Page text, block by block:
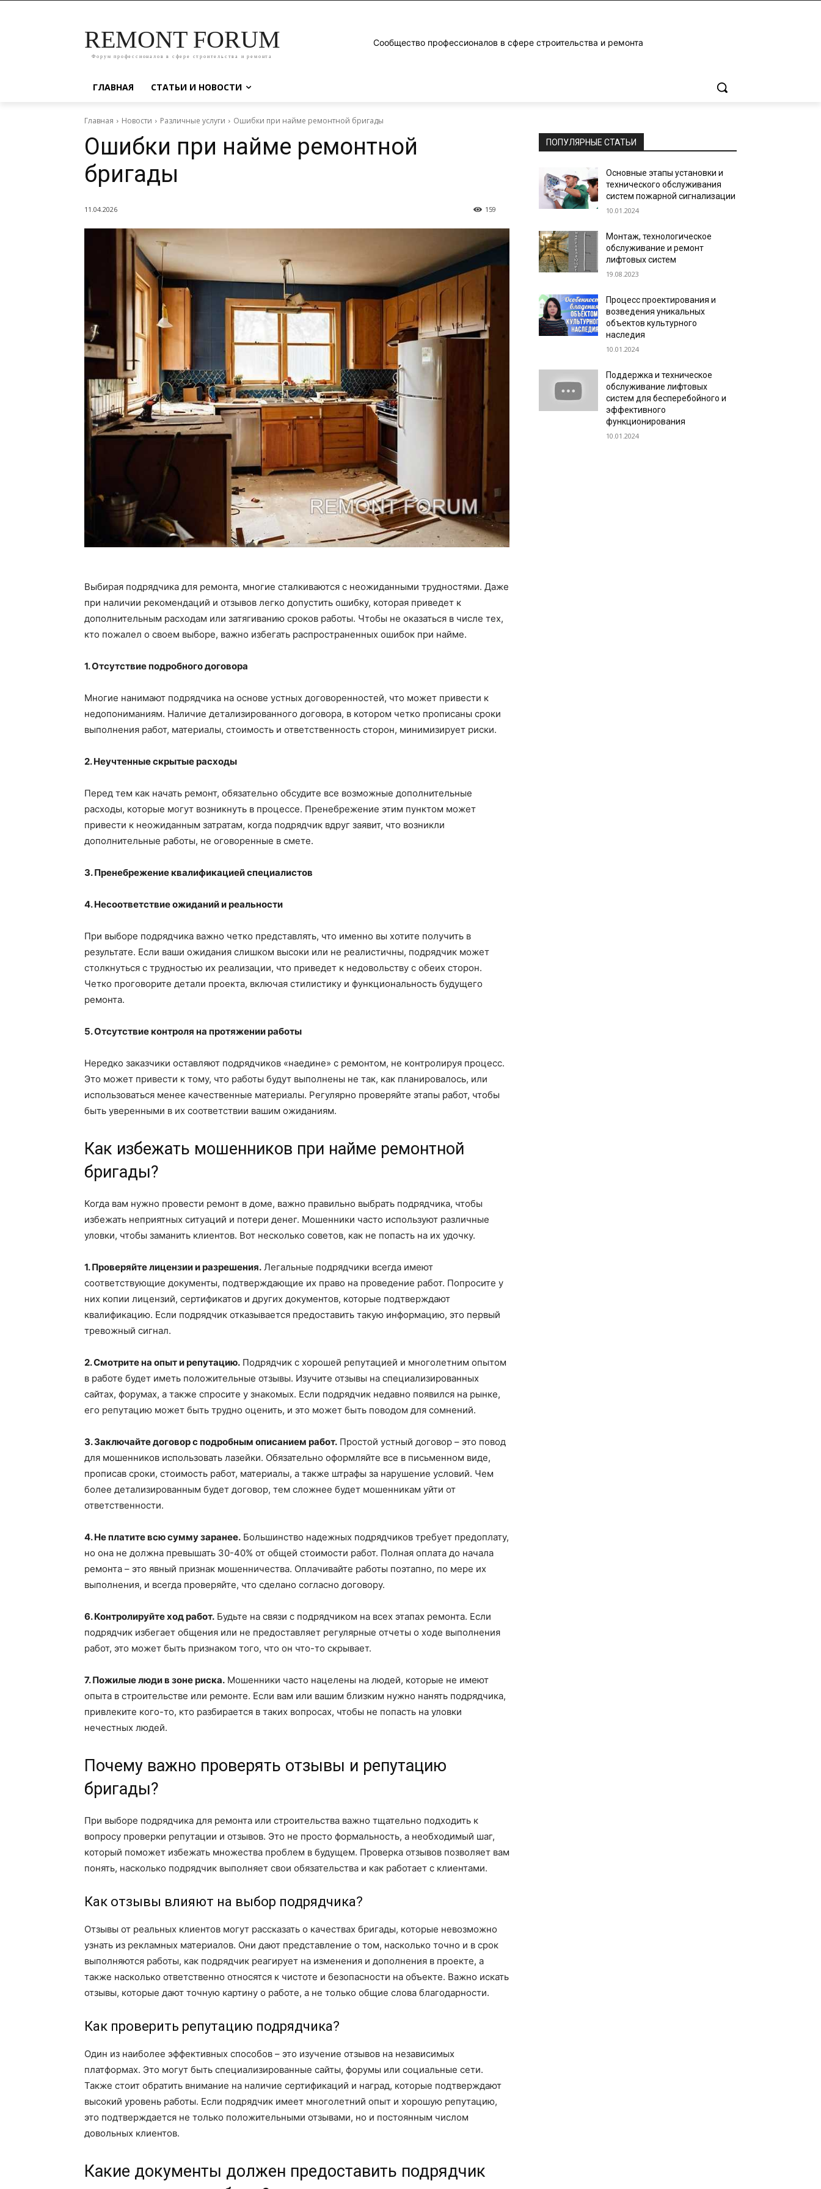
REMONT FORUM
Форум профессионалов в сфере строительства и ремонта
Сообщество профессионалов в сфере строительства и ремонта
ГЛАВНАЯ СТАТЬИ И НОВОСТИ
Главная Новости Различные услуги Ошибки при найме ремонтной бригады
Ошибки при найме ремонтной
бригады
11.04.2026 159
Выбирая подрядчика для ремонта, многие сталкиваются с неожиданными трудностями. Даже
при наличии рекомендаций и отзывов легко допустить ошибку, которая приведет к
дополнительным расходам или затягиванию сроков работы. Чтобы не оказаться в числе тех,
кто пожалел о своем выборе, важно избегать распространенных ошибок при найме.
1. Отсутствие подробного договора
Многие нанимают подрядчика на основе устных договоренностей, что может привести к
недопониманиям. Наличие детализированного договора, в котором четко прописаны сроки
выполнения работ, материалы, стоимость и ответственность сторон, минимизирует риски.
2. Неучтенные скрытые расходы
Перед тем как начать ремонт, обязательно обсудите все возможные дополнительные
расходы, которые могут возникнуть в процессе. Пренебрежение этим пунктом может
привести к неожиданным затратам, когда подрядчик вдруг заявит, что возникли
дополнительные работы, не оговоренные в смете.
3. Пренебрежение квалификацией специалистов
4. Несоответствие ожиданий и реальности
При выборе подрядчика важно четко представлять, что именно вы хотите получить в
результате. Если ваши ожидания слишком высоки или не реалистичны, подрядчик может
столкнуться с трудностью их реализации, что приведет к недовольству с обеих сторон.
Четко проговорите детали проекта, включая стилистику и функциональность будущего
ремонта.
5. Отсутствие контроля на протяжении работы
Нередко заказчики оставляют подрядчиков «наедине» с ремонтом, не контролируя процесс.
Это может привести к тому, что работы будут выполнены не так, как планировалось, или
использоваться менее качественные материалы. Регулярно проверяйте этапы работ, чтобы
быть уверенными в их соответствии вашим ожиданиям.
Как избежать мошенников при найме ремонтной
бригады?
Когда вам нужно провести ремонт в доме, важно правильно выбрать подрядчика, чтобы
избежать неприятных ситуаций и потери денег. Мошенники часто используют различные
уловки, чтобы заманить клиентов. Вот несколько советов, как не попасть на их удочку.
1. Проверяйте лицензии и разрешения. Легальные подрядчики всегда имеют
соответствующие документы, подтверждающие их право на проведение работ. Попросите у
них копии лицензий, сертификатов и других документов, которые подтверждают
квалификацию. Если подрядчик отказывается предоставить такую информацию, это первый
тревожный сигнал.
2. Смотрите на опыт и репутацию. Подрядчик с хорошей репутацией и многолетним опытом
в работе будет иметь положительные отзывы. Изучите отзывы на специализированных
сайтах, форумах, а также спросите у знакомых. Если подрядчик недавно появился на рынке,
его репутацию может быть трудно оценить, и это может быть поводом для сомнений.
3. Заключайте договор с подробным описанием работ. Простой устный договор – это повод
для мошенников использовать лазейки. Обязательно оформляйте все в письменном виде,
прописав сроки, стоимость работ, материалы, а также штрафы за нарушение условий. Чем
более детализированным будет договор, тем сложнее будет мошенникам уйти от
ответственности.
4. Не платите всю сумму заранее. Большинство надежных подрядчиков требует предоплату,
но она не должна превышать 30-40% от общей стоимости работ. Полная оплата до начала
ремонта – это явный признак мошенничества. Оплачивайте работы поэтапно, по мере их
выполнения, и всегда проверяйте, что сделано согласно договору.
6. Контролируйте ход работ. Будьте на связи с подрядчиком на всех этапах ремонта. Если
подрядчик избегает общения или не предоставляет регулярные отчеты о ходе выполнения
работ, это может быть признаком того, что он что-то скрывает.
7. Пожилые люди в зоне риска. Мошенники часто нацелены на людей, которые не имеют
опыта в строительстве или ремонте. Если вам или вашим близким нужно нанять подрядчика,
привлеките кого-то, кто разбирается в таких вопросах, чтобы не попасть на уловки
нечестных людей.
Почему важно проверять отзывы и репутацию
бригады?
При выборе подрядчика для ремонта или строительства важно тщательно подходить к
вопросу проверки репутации и отзывов. Это не просто формальность, а необходимый шаг,
который поможет избежать множества проблем в будущем. Проверка отзывов позволяет вам
понять, насколько подрядчик выполняет свои обязательства и как работает с клиентами.
Как отзывы влияют на выбор подрядчика?
Отзывы от реальных клиентов могут рассказать о качествах бригады, которые невозможно
узнать из рекламных материалов. Они дают представление о том, насколько точно и в срок
выполняются работы, как подрядчик реагирует на изменения и дополнения в проекте, а
также насколько ответственно относятся к чистоте и безопасности на объекте. Важно искать
отзывы, которые дают точную картину о работе, а не только общие слова благодарности.
Как проверить репутацию подрядчика?
Один из наиболее эффективных способов – это изучение отзывов на независимых
платформах. Это могут быть специализированные сайты, форумы или социальные сети.
Также стоит обратить внимание на наличие сертификаций и наград, которые подтверждают
высокий уровень работы. Если подрядчик имеет многолетний опыт и хорошую репутацию,
это подтверждается не только положительными отзывами, но и постоянным числом
довольных клиентов.
Какие документы должен предоставить подрядчик
ПОПУЛЯРНЫЕ СТАТЬИ
Основные этапы установки и
технического обслуживания
систем пожарной сигнализации
10.01.2024
Монтаж, технологическое
обслуживание и ремонт
лифтовых систем
19.08.2023
Процесс проектирования и
возведения уникальных
объектов культурного
наследия
10.01.2024
Поддержка и техническое
обслуживание лифтовых
систем для бесперебойного и
эффективного
функционирования
10.01.2024